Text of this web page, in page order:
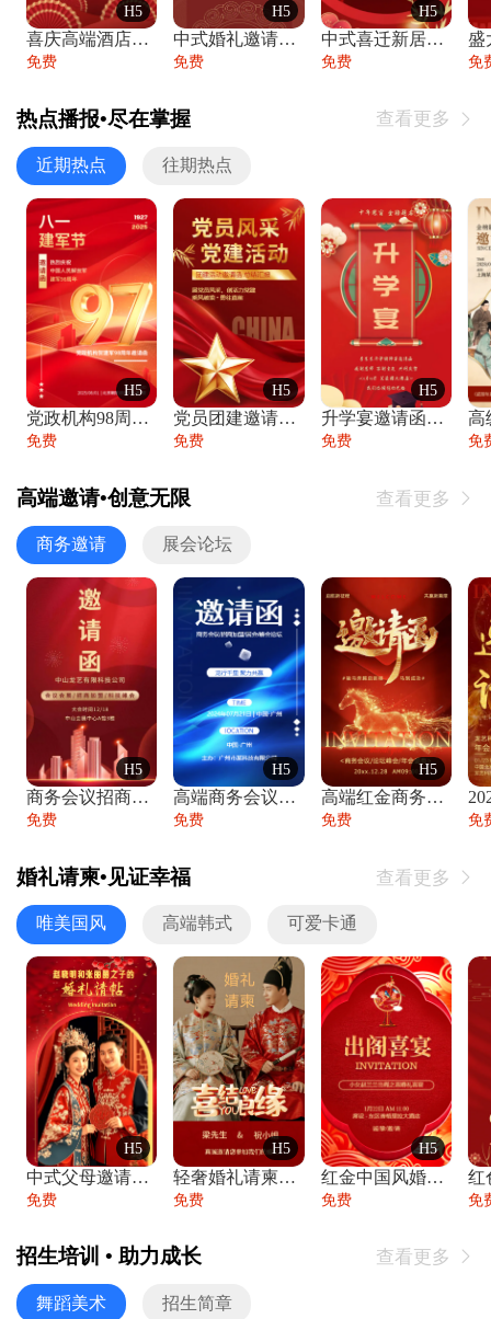
H5
喜庆高端酒店开业大吉邀请函
免费
H5
中式婚礼邀请函中国风传统复古婚礼请柬请帖
免费
H5
中式喜迁新居乔迁之喜邀请函宴会请帖
免费 免
热点播报•尽在掌握 查看更多 
近期热点 往期热点
H5
党政机构98周年八一建军节庆祝晚会活动邀
免费
H5
党员团建邀请函党建活动风采党会工作汇报总
免费
H5
升学宴邀请函喜报金榜题名高端谢师宴邀请函
免费 免
高端邀请•创意无限 查看更多 
商务邀请 展会论坛
H5
商务会议招商展会科技峰会邀请函年会邀请
免费
H5
高端商务会议招商加盟展会峰会论坛邀请函
免费
H5
高端红金商务会议年会年终盛典答谢邀请函
免费 免
婚礼请柬•见证幸福 查看更多 
唯美国风 高端韩式 可爱卡通
H5
中式父母邀请函婚礼结婚请柬请贴父母邀请方
免费
H5
轻奢婚礼请柬婚礼邀请函结婚照请帖
免费
H5
红金中国风婚礼请柬出阁喜宴嫁女请帖出阁宴
免费 免
招生培训 • 助力成长 查看更多 
舞蹈美术 招生简章